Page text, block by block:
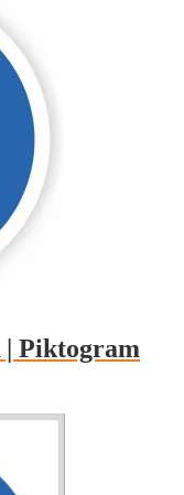
| Piktogram